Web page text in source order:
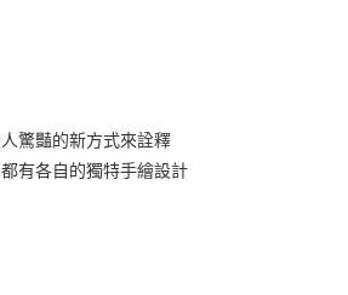
驚豔的新方式來詮釋
有各自的獨特手繪設計